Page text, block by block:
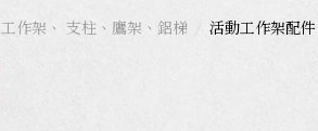
工作架、 支柱、鷹架、鋁梯 活動工作架配件